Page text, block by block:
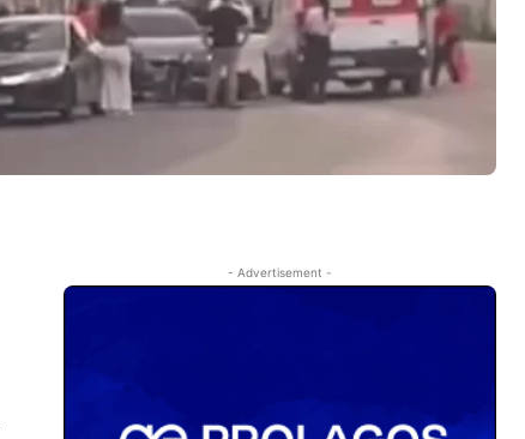
- Advertisement -